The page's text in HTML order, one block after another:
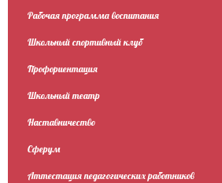
Рабочая программа воспитания
Школьный спортивный клуб
Профориентация
Школьный театр
Наставничество
Сферум
Аттестация педагогических работников